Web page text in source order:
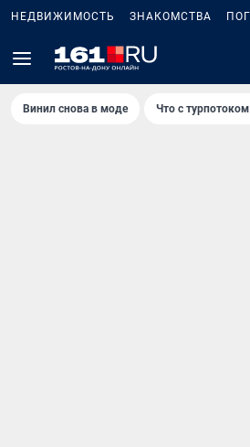
НЕДВИЖИМОСТЬ ЗНАКОМСТВА
Винил снова в моде Что с